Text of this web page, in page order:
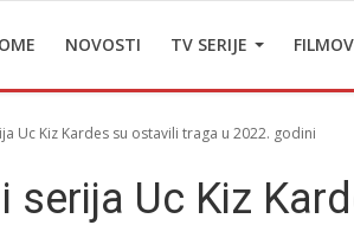
NOVOSTI TV SERIJE
Uc Kiz Kardes su ostavili traga u 2022. godini
serija Uc Kiz